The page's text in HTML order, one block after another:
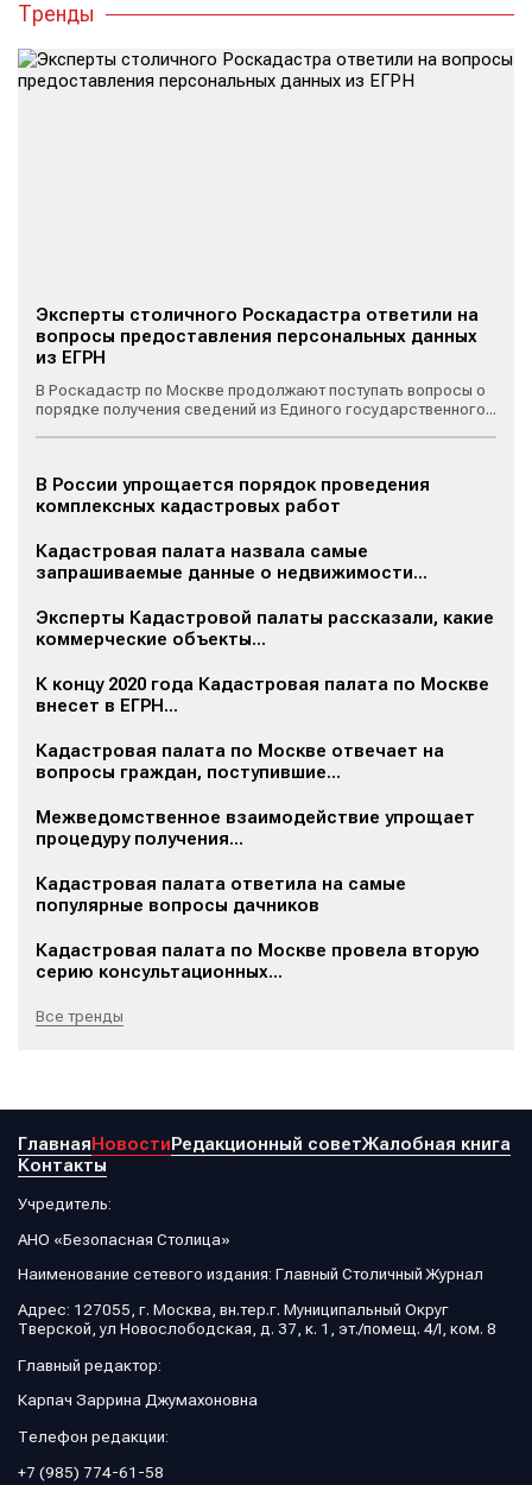
Тренды
Эксперты столичного Роскадастра ответили на
вопросы предоставления персональных данных
из ЕГРН
В Роскадастр по Москве продолжают поступать вопросы о
порядке получения сведений из Единого государственного...
В России упрощается порядок проведения
комплексных кадастровых работ
Кадастровая палата назвала самые
запрашиваемые данные о недвижимости...
Эксперты Кадастровой палаты рассказали, какие
коммерческие объекты...
К концу 2020 года Кадастровая палата по Москве
внесет в ЕГРН...
Кадастровая палата по Москве отвечает на
вопросы граждан, поступившие...
Межведомственное взаимодействие упрощает
процедуру получения...
Кадастровая палата ответила на самые
популярные вопросы дачников
Кадастровая палата по Москве провела вторую
серию консультационных...
Все тренды
ГлавнаяНовостиРедакционный советЖалобная книга
Контакты
Учредитель:
АНО «Безопасная Столица»
Наименование сетевого издания: Главный Столичный Журнал
Адрес: 127055, г. Москва, вн.тер.г. Муниципальный Округ
Тверской, ул Новослободская, д. 37, к. 1, эт./помещ. 4/I, ком. 8
Главный редактор:
Карпач Заррина Джумахоновна
Телефон редакции:
+7 (985) 774-61-58